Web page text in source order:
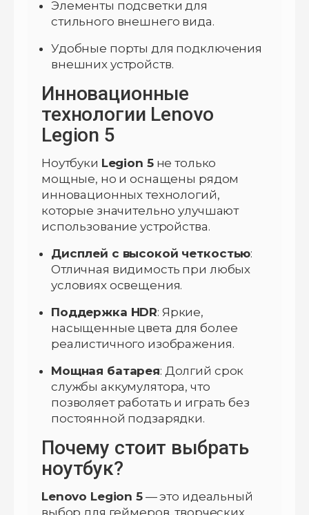
Элементы подсветки для
стильного внешнего вида.
Удобные порты для подключения
внешних устройств.
Инновационные
технологии Lenovo
Legion 5
Ноутбуки Legion 5не только
мощные, но и оснащены рядом
инновационных технологий,
которые значительно улучшают
использование устройства.
Дисплей с высокой четкостью:
Отличная видимость при любых
условиях освещения.
Поддержка HDR: Яркие,
насыщенные цвета для более
реалистичного изображения.
Мощная батарея: Долгий срок
службы аккумулятора, что
позволяет работать и играть без
постоянной подзарядки.
Почему стоит выбрать
ноутбук?
Lenovo Legion 5— это идеальный